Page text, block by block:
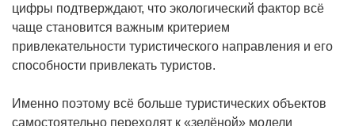
цифры подтверждают, что экологический фактор всё
чаще становится важным критерием
привлекательности туристического направления и его
способности привлекать туристов.
Именно поэтому всё больше туристических объектов
самостоятельно переходят к «зелёной» модели